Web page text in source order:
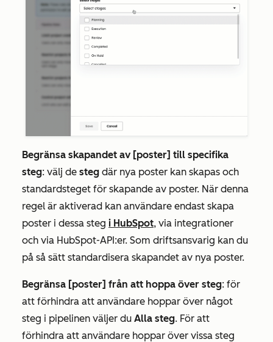
Begränsa skapandet av [poster] till specifika
steg: välj de steg där nya poster kan skapas och
standardsteget för skapande av poster. När denna
regel är aktiverad kan användare endast skapa
poster i dessa steg i HubSpot, via integrationer
och via HubSpot-API:er. Som driftsansvarig kan du
på så sätt standardisera skapandet av nya poster.
Begränsa [poster] från att hoppa över steg: för
att förhindra att användare hoppar över något
steg i pipelinen väljer du Alla steg. För att
förhindra att användare hoppar över vissa steg